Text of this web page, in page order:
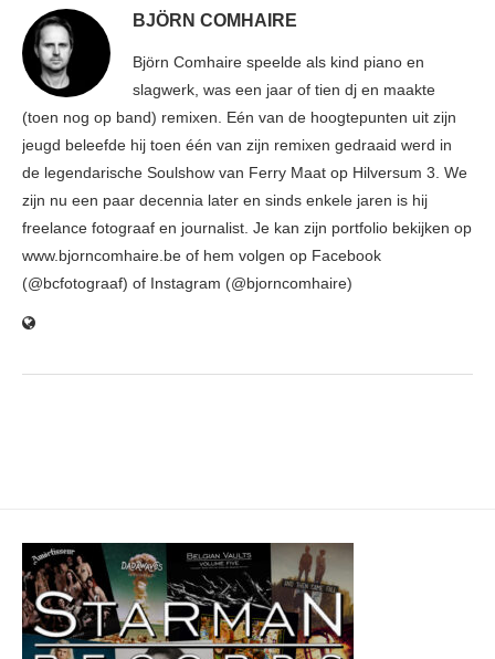
BJÖRN COMHAIRE
Björn Comhaire speelde als kind piano en
slagwerk, was een jaar of tien dj en maakte
(toen nog op band) remixen. Eén van de hoogtepunten uit zijn
jeugd beleefde hij toen één van zijn remixen gedraaid werd in
de legendarische Soulshow van Ferry Maat op Hilversum 3. We
zijn nu een paar decennia later en sinds enkele jaren is hij
freelance fotograaf en journalist. Je kan zijn portfolio bekijken op
www.bjorncomhaire.be of hem volgen op Facebook
(@bcfotograaf) of Instagram (@bjorncomhaire)